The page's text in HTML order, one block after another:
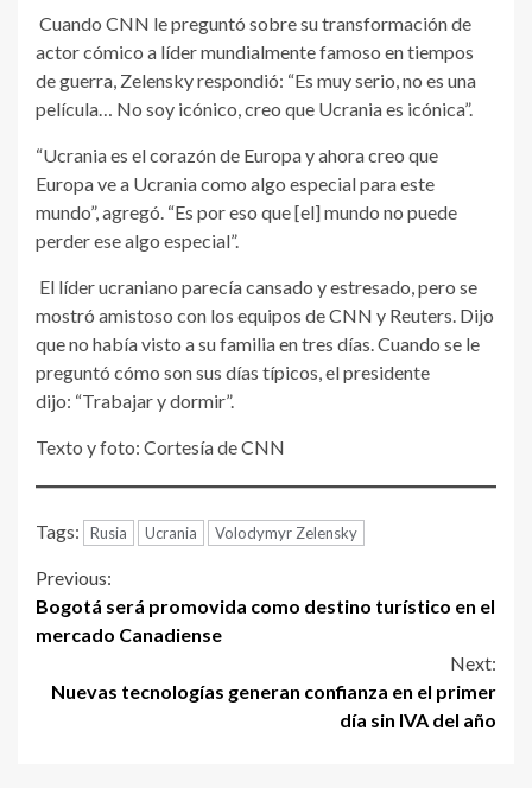
Cuando CNN le preguntó sobre su transformación de
actor cómico a líder mundialmente famoso en tiempos
de guerra, Zelensky respondió: “Es muy serio, no es una
película… No soy icónico, creo que Ucrania es icónica”.
“Ucrania es el corazón de Europa y ahora creo que
Europa ve a Ucrania como algo especial para este
mundo”, agregó. “Es por eso que [el] mundo no puede
perder ese algo especial”.
El líder ucraniano parecía cansado y estresado, pero se
mostró amistoso con los equipos de CNN y Reuters. Dijo
que no había visto a su familia en tres días. Cuando se le
preguntó cómo son sus días típicos, el presidente
dijo: “Trabajar y dormir”.
Texto y foto: Cortesía de CNN
Tags: Rusia Ucrania Volodymyr Zelensky
Continue
Reading
Previous:
Bogotá será promovida como destino turístico en el
mercado Canadiense
Next:
Nuevas tecnologías generan confianza en el primer
día sin IVA del año